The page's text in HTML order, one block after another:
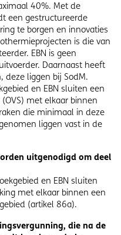
40%. Met de
een gestructureerde
te borgen en innovaties
is die van
EBN is geen
Daarnaast heeft
deze liggen bij SodM.
en EBN sluiten een
met elkaar binnen
die minimaal in deze
liggen vast in de
uitgenodigd om deel
en EBN sluiten
met elkaar binnen een
(artikel 86a).
die na de